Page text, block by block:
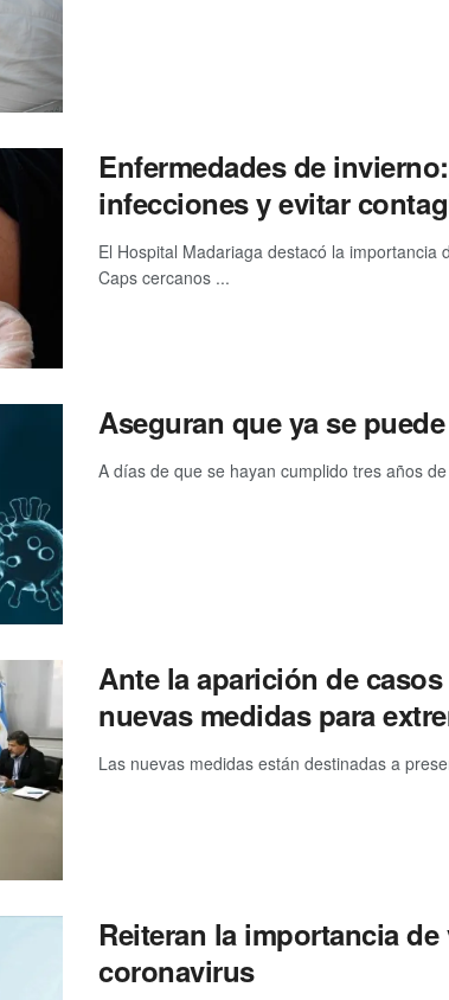
Enfermedades de
infecciones y evitar
El Hospital Madariaga destacó la
Caps cercanos ...
Aseguran que ya se
A días de que se hayan cumplido tres años
Ante la aparición de
nuevas medidas para
Las nuevas medidas están destinadas a
Reiteran la importancia
coronavirus